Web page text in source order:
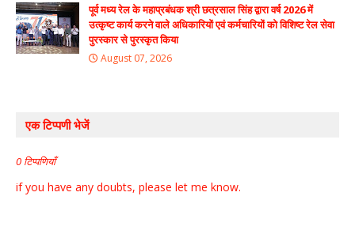
पूर्व मध्य रेल के महाप्रबंधक श्री छत्रसाल सिंह द्वारा वर्ष 2026 में
उत्कृष्ट कार्य करने वाले अधिकारियों एवं कर्मचारियों को विशिष्ट रेल सेवा
पुरस्कार से पुरस्कृत किया
August 07, 2026
एक टिप्पणी भेजें
0 टिप्पणियाँ
if you have any doubts, please let me know.